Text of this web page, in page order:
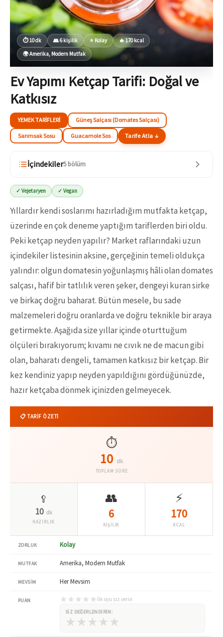
⏱ 10 dk 👥 6 kişilik ⭐ Kolay
🔥 170 kcal
🌍 Amerika, Modern Mutfak
Ev Yapımı Ketçap Tarifi: Doğal ve
Katkısız
YEMEK TARIFLERI Güneş Salçası (Domates Salçası)
Sarımsak Sosu Guacamole Sos Tarife Atla ↓
İçindekiler5 bölüm
✓ Vejetaryen ✓ Vegan
Yıllardır kendi soslarımı hazırladığım mutfakta ketçap,
üzerinde en çok deneme yaptığım tariflerden biri oldu.
Peki ketçap neyden yapılır? Market raflarındaki uzun
içindekiler listesinin aksine, gerçeğinin temeli oldukça
yalındır: olgun domatesin yoğunlaşmış hâli olan domates
salçası, hafif bir tatlılık veren şeker, dengeyi kuran sirke
ve birkaç doğru baharat. Bütün mesele, bu sade
malzemeleri doğru oranlarda ve doğru teknikle bir araya
getirmekte. Aşağıda size yıllar içinde oturttuğum
ölçüleri bırakıyorum; kıvamı ne cıvık ne de macun gibi
olan, baharatı dengeli, tamamen katkısız bir ketçap. Bir
kez kendiniz yapıp neyden yapıldığını gördüğünüzde,
hazır ketçaba dönmek içinizden gelmeyecek.
📋 TARİF ÖZETİ
⏱️
10 dk
TOPLAM SÜRE
🥄
10 dk
HAZIRLIK
👥
6
KİŞİLİK
⚡
170
KCAL
ZORLUK Kolay
MUTFAK Amerika, Modern Mutfak
MEVSIM Her Mevsim
PUAN ★ ★ ★ ★ ★ İlk oyu siz verin
SIZ DEĞERLENDIRIN:
★ ★ ★ ★ ★